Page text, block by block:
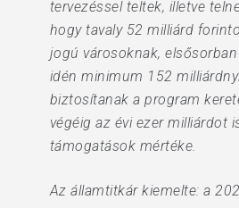
tervezéssel teltek, illetve
hogy tavaly 52 milliárd
jogú városoknak,
idén minimum 152
biztosítanak a program
végéig az évi ezer milliárdot
támogatások mértéke.
Az államtitkár kiemelte: a